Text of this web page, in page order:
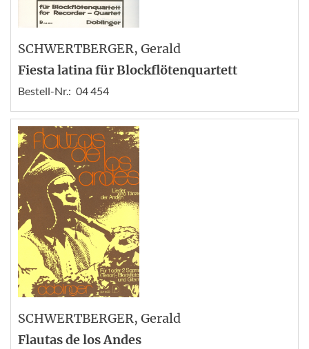
SCHWERTBERGER, Gerald
Fiesta latina für Blockflötenquartett
Bestell-Nr.: 04 454
SCHWERTBERGER, Gerald
Flautas de los Andes